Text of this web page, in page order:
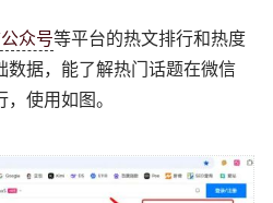
众号等平台的热文排行和热度
数据，能了解热门话题在微信
使用如图。